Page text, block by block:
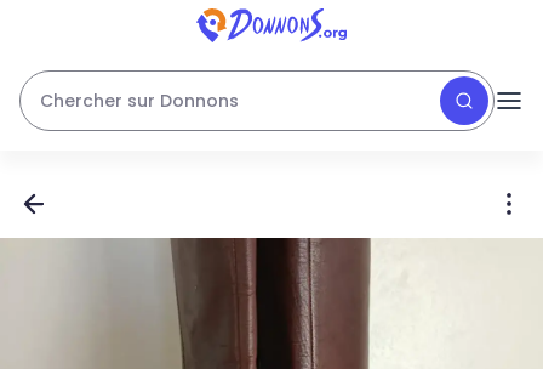
Chercher sur Donnons